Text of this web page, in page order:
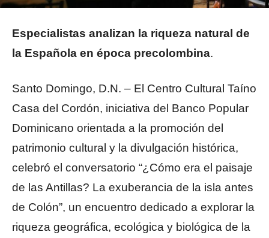
Especialistas analizan la riqueza natural de
la Española en época precolombina.
Santo Domingo, D.N. – El Centro Cultural Taíno
Casa del Cordón, iniciativa del Banco Popular
Dominicano orientada a la promoción del
patrimonio cultural y la divulgación histórica,
celebró el conversatorio “¿Cómo era el paisaje
de las Antillas? La exuberancia de la isla antes
de Colón”, un encuentro dedicado a explorar la
riqueza geográfica, ecológica y biológica de la